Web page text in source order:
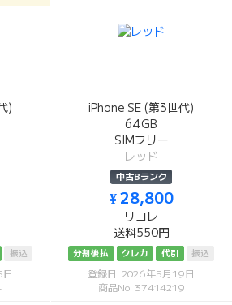
)
振込
iPhone SE (第3世代)
64GB
SIMフリー
レッド
中古Bランク
¥ 28,800
リコレ
送料550円
分割後払 クレカ 代引 振込
登録日: 2026年5月19日
商品No: 37414219